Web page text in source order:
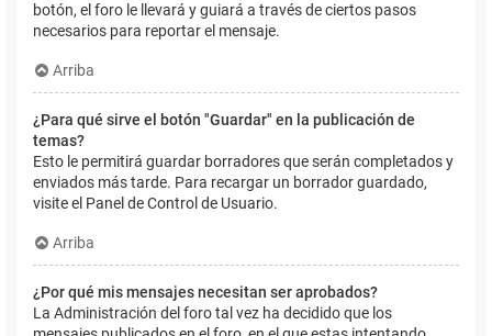
botón, el foro le llevará y guiará a través de ciertos pasos
necesarios para reportar el mensaje.
Arriba
¿Para qué sirve el botón "Guardar" en la publicación de
temas?
Esto le permitirá guardar borradores que serán completados y
enviados más tarde. Para recargar un borrador guardado,
visite el Panel de Control de Usuario.
Arriba
¿Por qué mis mensajes necesitan ser aprobados?
La Administración del foro tal vez ha decidido que los